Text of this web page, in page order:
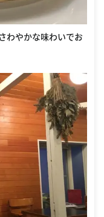
わやかな味わいでお